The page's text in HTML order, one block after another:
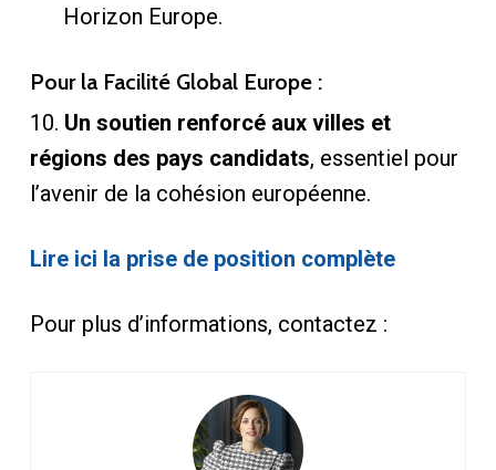
Horizon Europe.
Pour la Facilité Global Europe :
10. Un soutien renforcé aux villes et
régions des pays candidats, essentiel pour
l’avenir de la cohésion européenne.
Lire ici la prise de position complète
Pour plus d’informations, contactez :